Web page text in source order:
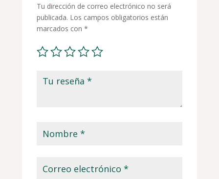
Tu dirección de correo electrónico no será
publicada. Los campos obligatorios están
marcados con *